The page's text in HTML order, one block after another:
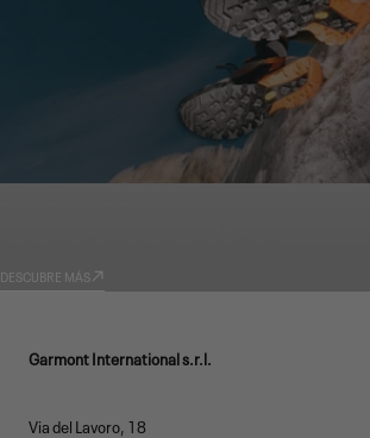
DESCUBRE MÁS
Garmont International s.r.l.
Via del Lavoro, 18